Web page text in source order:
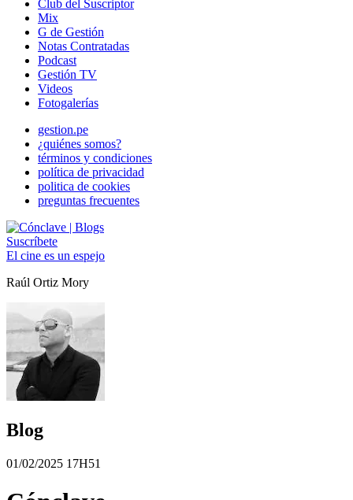
Club del Suscriptor
Mix
G de Gestión
Notas Contratadas
Podcast
Gestión TV
Videos
Fotogalerías
gestion.pe
¿quiénes somos?
términos y condiciones
política de privacidad
politica de cookies
preguntas frecuentes
Suscríbete
El cine es un espejo
Raúl Ortiz Mory
Blog
01/02/2025 17H51